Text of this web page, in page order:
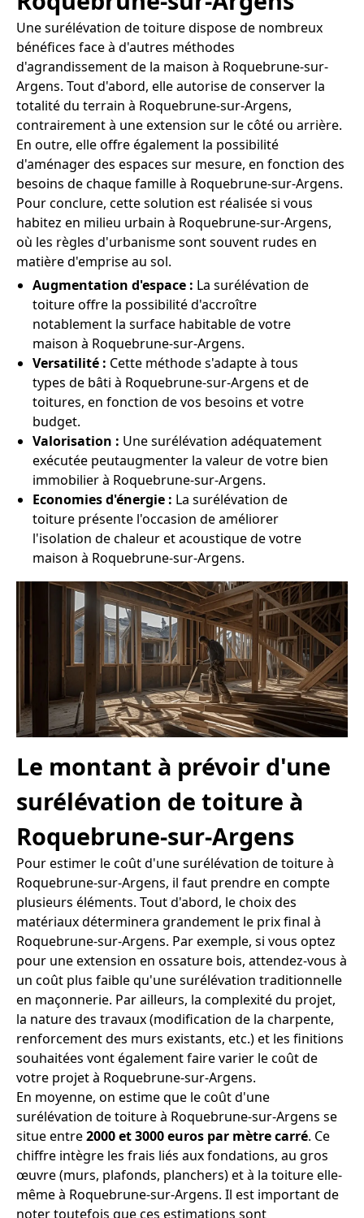
Une surélévation de toiture dispose de nombreux
bénéfices face à d'autres méthodes
d'agrandissement de la maison à Roquebrune-sur-
Argens. Tout d'abord, elle autorise de conserver la
totalité du terrain à Roquebrune-sur-Argens,
contrairement à une extension sur le côté ou arrière.
En outre, elle offre également la possibilité
d'aménager des espaces sur mesure, en fonction des
besoins de chaque famille à Roquebrune-sur-Argens.
Pour conclure, cette solution est réalisée si vous
habitez en milieu urbain à Roquebrune-sur-Argens,
où les règles d'urbanisme sont souvent rudes en
matière d'emprise au sol.
Augmentation d'espace : La surélévation de
toiture offre la possibilité d'accroître
notablement la surface habitable de votre
maison à Roquebrune-sur-Argens.
Versatilité : Cette méthode s'adapte à tous
types de bâti à Roquebrune-sur-Argens et de
toitures, en fonction de vos besoins et votre
budget.
Valorisation : Une surélévation adéquatement
exécutée peutaugmenter la valeur de votre bien
immobilier à Roquebrune-sur-Argens.
Economies d'énergie : La surélévation de
toiture présente l'occasion de améliorer
l'isolation de chaleur et acoustique de votre
maison à Roquebrune-sur-Argens.
Le montant à prévoir d'une
surélévation de toiture à
Roquebrune-sur-Argens
Pour estimer le coût d'une surélévation de toiture à
Roquebrune-sur-Argens, il faut prendre en compte
plusieurs éléments. Tout d'abord, le choix des
matériaux déterminera grandement le prix final à
Roquebrune-sur-Argens. Par exemple, si vous optez
pour une extension en ossature bois, attendez-vous à
un coût plus faible qu'une surélévation traditionnelle
en maçonnerie. Par ailleurs, la complexité du projet,
la nature des travaux (modification de la charpente,
renforcement des murs existants, etc.) et les finitions
souhaitées vont également faire varier le coût de
votre projet à Roquebrune-sur-Argens.
En moyenne, on estime que le coût d'une
surélévation de toiture à Roquebrune-sur-Argens se
situe entre2000 et 3000 euros par mètre carré. Ce
chiffre intègre les frais liés aux fondations, au gros
œuvre (murs, plafonds, planchers) et à la toiture elle-
même à Roquebrune-sur-Argens. Il est important de
noter toutefois que ces estimations sont